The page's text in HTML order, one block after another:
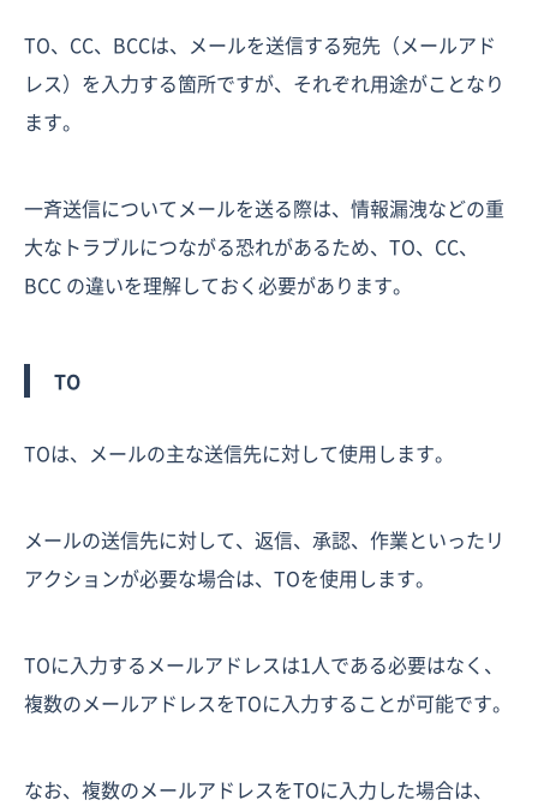
TO、CC、BCCは、メールを送信する宛先（メールアド
レス）を入力する箇所ですが、それぞれ用途がことなり
ます。
一斉送信についてメールを送る際は、情報漏洩などの重
大なトラブルにつながる恐れがあるため、TO、CC、
BCC の違いを理解しておく必要があります。
TO
TOは、メールの主な送信先に対して使用します。
メールの送信先に対して、返信、承認、作業といったリ
アクションが必要な場合は、TOを使用します。
TOに入力するメールアドレスは1人である必要はなく、
複数のメールアドレスをTOに入力することが可能です。
なお、複数のメールアドレスをTOに入力した場合は、